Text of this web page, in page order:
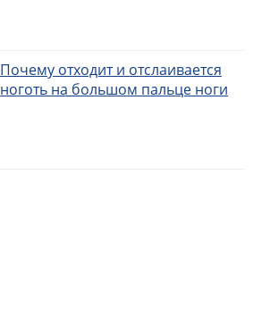
Почему отходит и отслаивается
ноготь на большом пальце ноги